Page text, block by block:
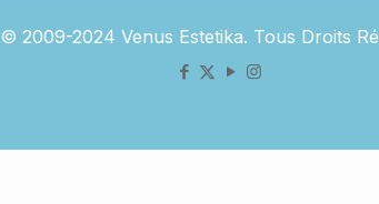
© 2009-2024 Venus Estetika. Tous Droits